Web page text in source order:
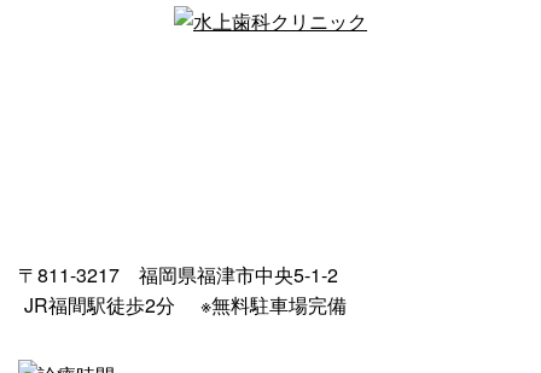
〒811-3217 福岡県福津市中央5-1-2
JR福間駅徒歩2分
※無料駐車場完備